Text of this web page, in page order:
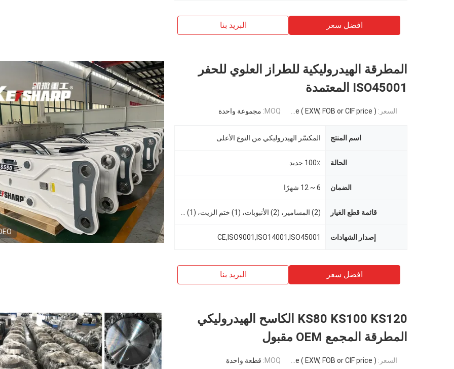
افضل سعر البريد بنا
المطرقة الهيدروليكية للطراز العلوي للحفر
ISO45001 المعتمدة
السعر: Negotiable ( EXW, FOB or CIF price )
MOQ: مجموعة واحدة
اسم المنتج المكسّر الهيدروليكي من النوع الأعلى
الحالة 100٪ جديد
الضمان 6 ~ 12 شهرًا
قائمة قطع الغيار
إصدار الشهادات CE,ISO9001,ISO14001,ISO45001
افضل سعر البريد بنا
KS80 KS100 KS120 الكاسح الهيدروليكي
المطرقة المجمع OEM مقبول
السعر: Negotiable ( EXW, FOB or CIF price )
MOQ: قطعة واحدة